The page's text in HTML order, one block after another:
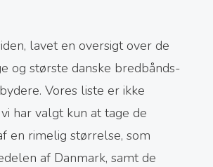
lavet en oversigt over de
og største danske bredbånds-
Vores liste er ikke
har valgt kun at tage de
en rimelig størrelse, som
af Danmark, samt de